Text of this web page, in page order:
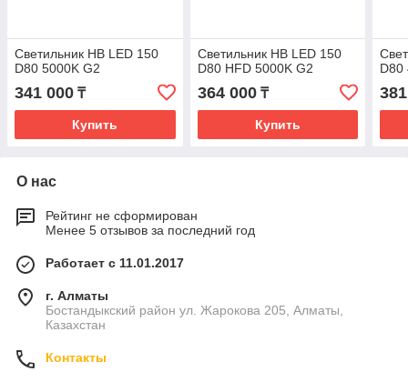
Светильник HB LED 150
D80 5000K G2
341 000 ₸
Купить
Светильник HB LED 150
D80 HFD 5000K G2
364 000₸
Купить
D80
О нас
Рейтинг не сформирован
Менее 5 отзывов за последний год
Работает с 11.01.2017
г. Алматы
Бостандыкский район ул. Жарокова 205, Алматы,
Казахстан
Контакты